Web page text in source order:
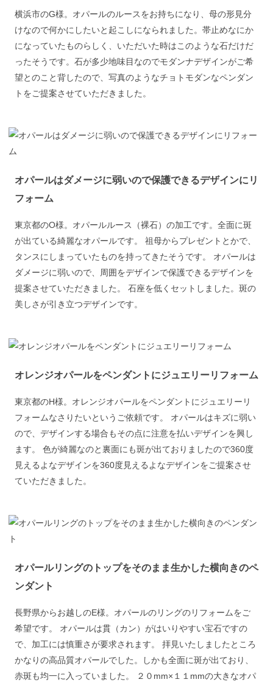
横浜市のG様。オパールのルースをお持ちになり、母の形見分
けなので何かにしたいと起こしになられました。帯止めなにか
になっていたものらしく、いただいた時はこのような石だけだ
ったそうです。石が多少地味目なのでモダンナデザインがご希
望とのこと背したので、写真のようなチョトモダンなペンダン
トをご提案させていただきました。
オパールはダメージに弱いので保護できるデザインにリ
フォーム
東京都のO様。オパールルース（裸石）の加工です。全面に斑
が出ている綺麗なオパールです。 祖母からプレゼントとかで、
タンスにしまっていたものを持ってきたそうです。 オパールは
ダメージに弱いので、周囲をデザインで保護できるデザインを
提案させていただきました。 石座を低くセットしました。斑の
美しさが引き立つデザインです。
オレンジオパールをペンダントにジュエリーリフォーム
東京都のH様。オレンジオパールをペンダントにジュエリーリ
フォームなさりたいというご依頼です。 オパールはキズに弱い
ので、デザインする場合もその点に注意を払いデザインを興し
ます。 色が綺麗なのと裏面にも斑が出ておりましたので360度
見えるよなデザインを360度見えるよなデザインをご提案させ
ていただきました。
オパールリングのトップをそのまま生かした横向きのペ
ンダント
長野県からお越しのE様。オパールのリングのリフォームをご
希望です。 オパールは貫（カン）がはいりやすい宝石ですの
で、加工には慎重さが要求されます。 拝見いたしましたところ
かなりの高品質オパールでした。しかも全面に斑が出ており、
赤斑も均一に入っていました。 ２０mm×１１mmの大きなオパ